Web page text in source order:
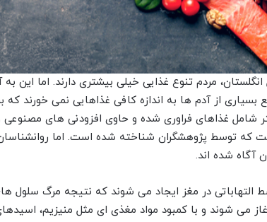
مردم تنوع غذایی خیلی بیشتری دارند. اما این
بسیاری از آدم ها به اندازه کافی غذاهایی نمی خورند
شامل غذاهای فراوری شده و حاوی افزودنی های مصنوعی
که توسط پژوهشگران شناخته شده است. اما روانشناسان
آگاه شده اند.
التهاباتی در مغز ایجاد می شوند که نتیجه مرگ سلول